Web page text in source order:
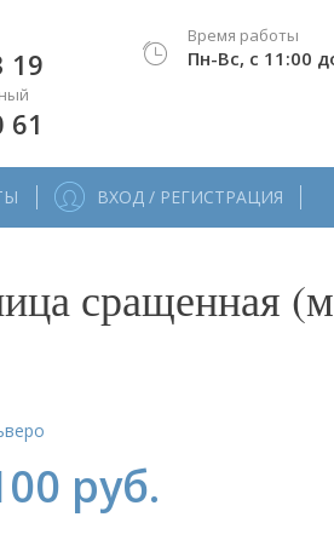
19
61
Время работы
Пн-Вс, с 11:00
ВХОД / РЕГИСТРАЦИЯ
сращенная
руб.